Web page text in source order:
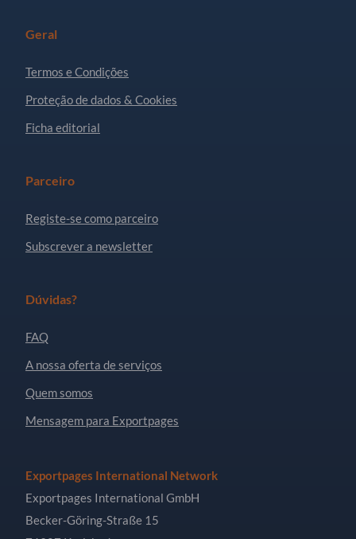
Geral
Termos e Condições
Proteção de dados & Cookies
Ficha editorial
Parceiro
Registe-se como parceiro
Subscrever a newsletter
Dúvidas?
FAQ
A nossa oferta de serviços
Quem somos
Mensagem para Exportpages
Exportpages International Network
Exportpages International GmbH
Becker-Göring-Straße 15